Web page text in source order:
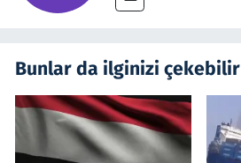
Bunlar da ilginizi çekebilir